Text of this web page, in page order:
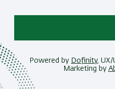
Powered by Dofinity, UX/
Marketing by